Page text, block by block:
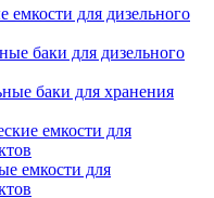
емкости для дизельного
баки для дизельного
баки для хранения
емкости для
емкости для